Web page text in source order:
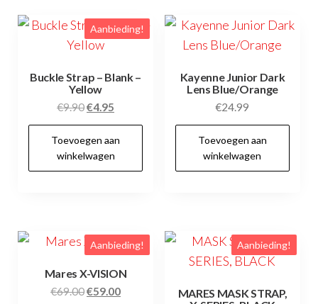
Aanbieding!
Buckle Strap – Blank –
Yellow
€9.90Oorspronkelijke
prijs
was:
€9.90.
€4.95
prijs
is:
€4.95.
Toevoegen aan
winkelwagen
Kayenne Junior Dark
Lens Blue/Orange
€24.99
Toevoegen aan
winkelwagen
Aanbieding!
Mares X-VISION
€69.00Oorspronkelijke
€59.00Huidige
Aanbieding!
MARES MASK STRAP,